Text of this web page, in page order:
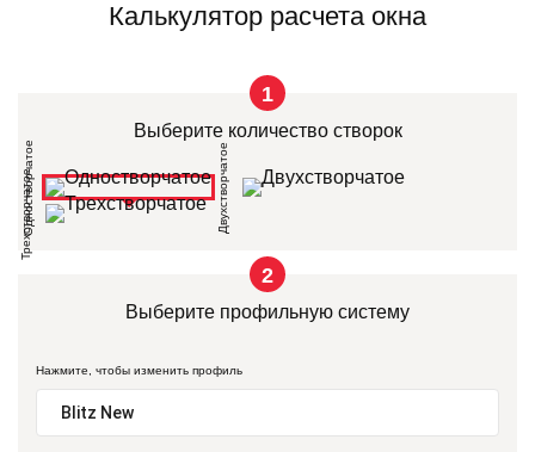
Цвет профиля
Антик
Антрацитово
серый
Золотой
Заказать окно
от реальных. Выбрать цвета из
бесплатно вызвав менеджера на
Калькулятор расчета окна
1
Выберите количество створок
Одностворчатое Двухстворчатое
Трехстворчатое
2
Выберите профильную систему
Нажмите, чтобы изменить профиль